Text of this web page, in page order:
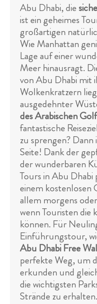
Abu Dhabi, die
ist ein geheimes
großartigen
Wie Manhattan
Lage auf einer
Meer hinausragt.
von Abu Dhabi mit
Wolkenkratzern
ausgedehnter
des Arabischen
fantastische
zu sprengen?
Seite! Dank der
der wunderbaren
Tours in Abu
einem kostenlosen
allem morgens
wenn Touristen die
können. Für
Einführungstour,
Abu Dhabi Free
perfekte Weg, um
erkunden und
die wichtigsten
Strände zu erhalten.